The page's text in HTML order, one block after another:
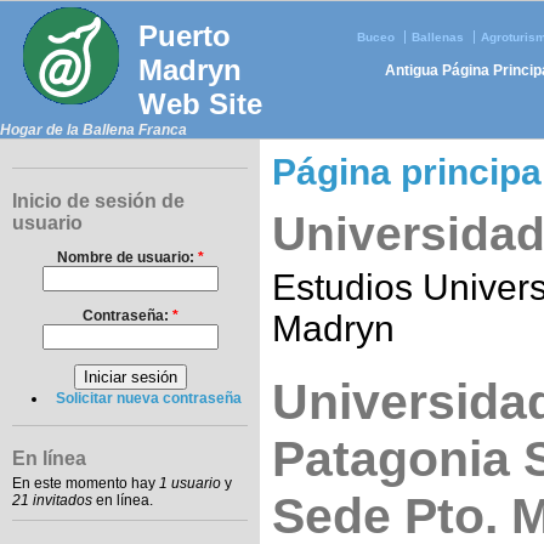
Puerto
Madryn
Web Site
Hogar de la Ballena Franca
Buceo Ballenas
Antigua Página
Inicio de sesión de
usuario
Nombre de usuario: *
Contraseña: *
Solicitar nueva contraseña
En línea
En este momento hay 1 usuario y
21 invitados en línea.
Página
Estudios
Madryn
Patagonia
Sede Pto.